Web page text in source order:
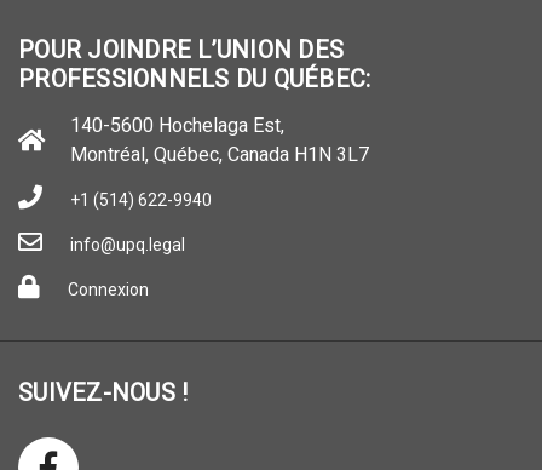
POUR JOINDRE L’UNION DES
PROFESSIONNELS DU QUÉBEC:
140-5600 Hochelaga Est,
Montréal, Québec, Canada H1N 3L7
+1 (514) 622-9940
info@upq.legal
Connexion
SUIVEZ-NOUS !